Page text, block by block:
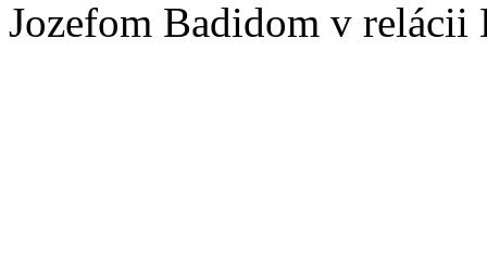
Jozefom Badidom v relácii